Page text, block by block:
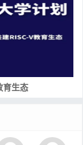
育生态